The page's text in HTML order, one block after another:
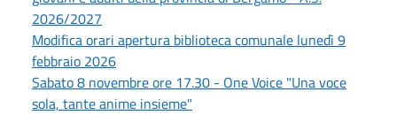
2026/2027
Modifica orari apertura biblioteca comunale lunedì 9
febbraio 2026
Sabato 8 novembre ore 17.30 - One Voice "Una voce
sola, tante anime insieme"